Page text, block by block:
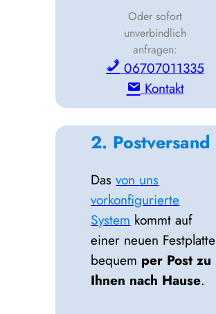
Oder sofort
unverbindlich
anfragen:
06707011335
Kontakt
2. Postversand
Dasvon uns
vorkonfigurierte
System kommt auf
einer neuen Festplatte
bequem per Post zu
Ihnen nach Hause.